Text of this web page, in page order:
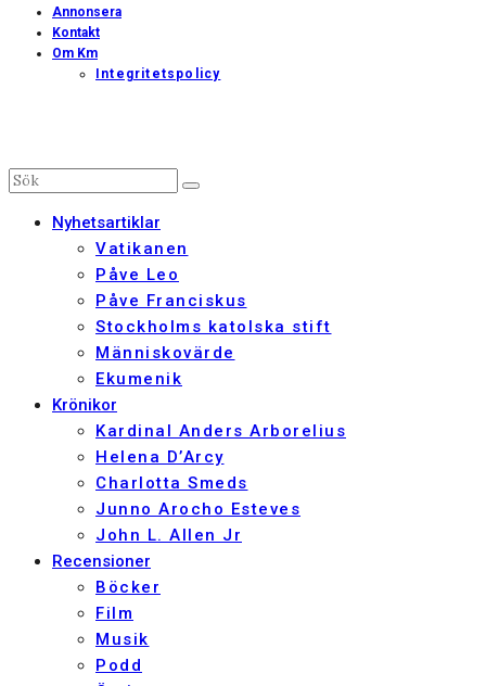
Annonsera
Kontakt
Om Km
Integritetspolicy
Nyhetsartiklar
Vatikanen
Påve Leo
Påve Franciskus
Stockholms katolska stift
Människovärde
Ekumenik
Krönikor
Kardinal Anders Arborelius
Helena D’Arcy
Charlotta Smeds
Junno Arocho Esteves
John L. Allen Jr
Recensioner
Böcker
Film
Musik
Podd